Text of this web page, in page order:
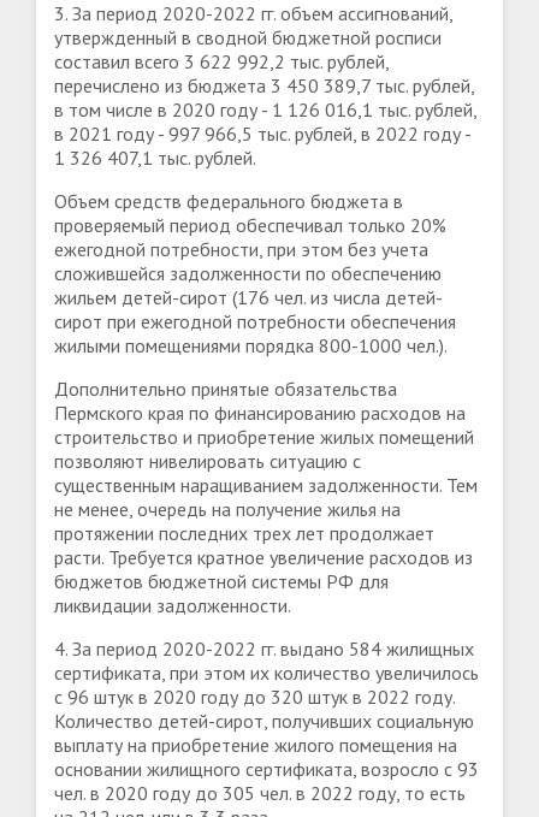
3. За период 2020-2022 гг. объем ассигнований,
утвержденный в сводной бюджетной росписи
составил всего 3 622 992,2 тыс. рублей,
перечислено из бюджета 3 450 389,7 тыс. рублей,
в том числе в 2020 году - 1 126 016,1 тыс. рублей,
в 2021 году - 997 966,5 тыс. рублей, в 2022 году -
1 326 407,1 тыс. рублей.
Объем средств федерального бюджета в
проверяемый период обеспечивал только 20%
ежегодной потребности, при этом без учета
сложившейся задолженности по обеспечению
жильем детей-сирот (176 чел. из числа детей-
сирот при ежегодной потребности обеспечения
жилыми помещениями порядка 800-1000 чел.).
Дополнительно принятые обязательства
Пермского края по финансированию расходов на
строительство и приобретение жилых помещений
позволяют нивелировать ситуацию с
существенным наращиванием задолженности. Тем
не менее, очередь на получение жилья на
протяжении последних трех лет продолжает
расти. Требуется кратное увеличение расходов из
бюджетов бюджетной системы РФ для
ликвидации задолженности.
4. За период 2020-2022 гг. выдано 584 жилищных
сертификата, при этом их количество увеличилось
с 96 штук в 2020 году до 320 штук в 2022 году.
Количество детей-сирот, получивших социальную
выплату на приобретение жилого помещения на
основании жилищного сертификата, возросло с 93
чел. в 2020 году до 305 чел. в 2022 году, то есть